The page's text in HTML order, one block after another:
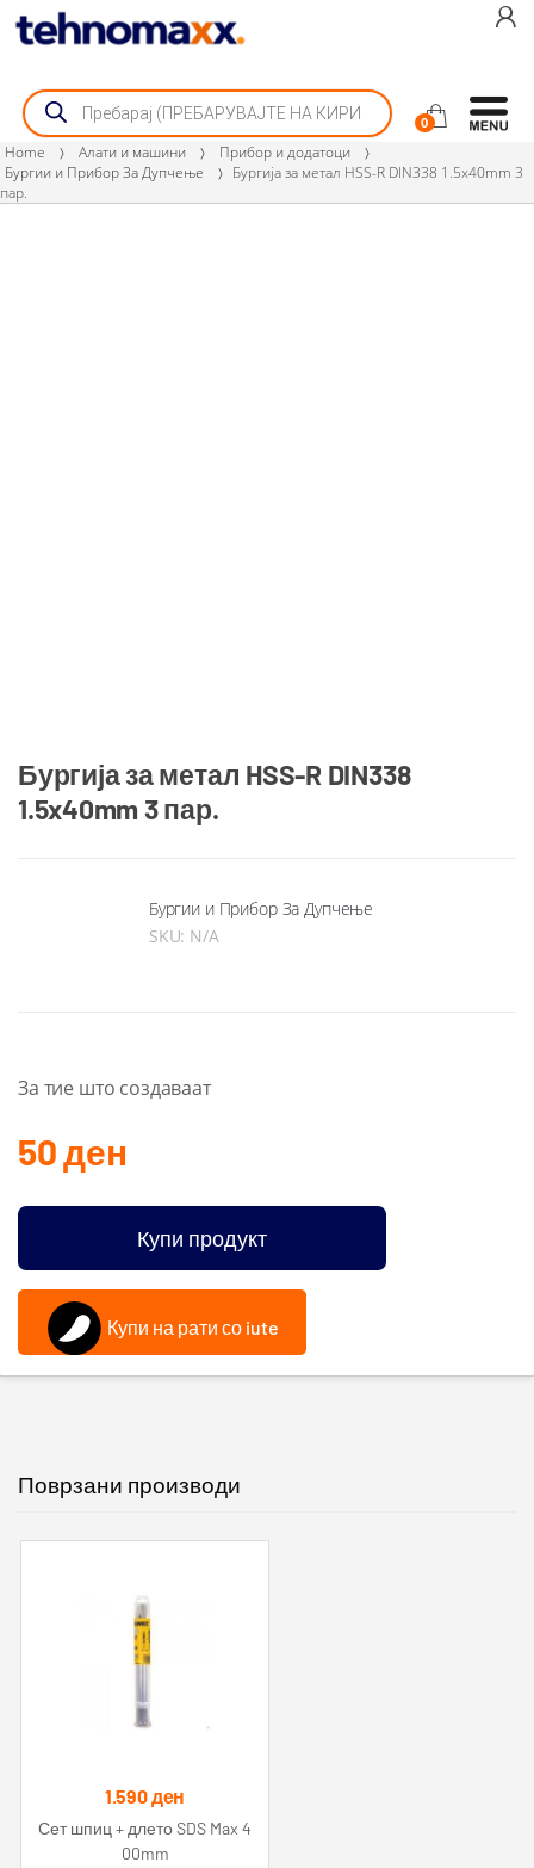
Skip
Skip
Products
search
0
Home Алати и машини
Прибор и додатоци
Бургии и Прибор За Дупчење
Бургија за метал HSS-R DIN338 1.5x40mm 3
пар.
Бургија за метал HSS-R DIN338
1.5x40mm 3 пар.
Бургии и Прибор За Дупчење
SKU: N/A
За тие што создаваат
50ден
Купи продукт
Купи на рати со iute
Поврзани производи
1.590 ден
Сет шпиц + длето SDS Max 4
00mm